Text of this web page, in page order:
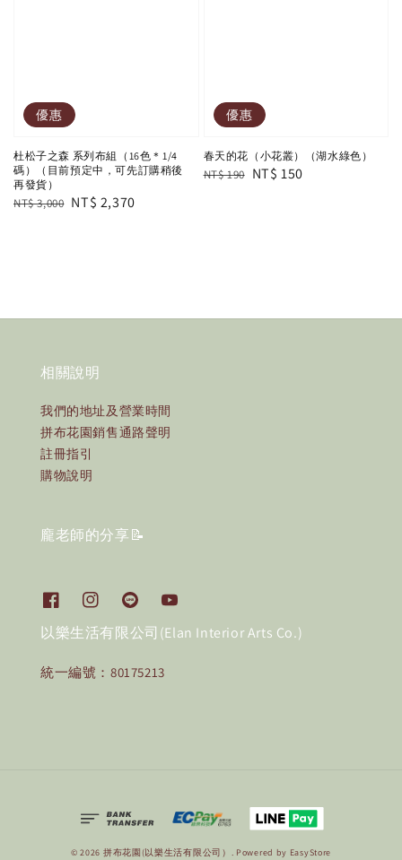
優惠
杜松子之森 系列布組（16色＊1/4
碼）（目前預定中，可先訂購稍後
再發貨）
Regular
NT$ 3,000 Sale
NT$ 2,370
優惠
春天的花（小花叢）（湖水綠色）
Regular
NT$ 190 Sale
NT$ 150
相關說明
我們的地址及營業時間
拼布花園銷售通路聲明
註冊指引
購物說明
龐老師的分享📝
以樂生活有限公司(Elan Interior Arts Co.)
統一編號：80175213
© 2026 拼布花園(以樂生活有限公司）. Powered by EasyStore